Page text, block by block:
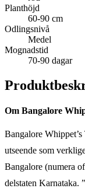
Planthöjd
60-90 cm
Odlingsnivå
Medel
Mognadstid
70-90 dagar
Om Bangalore
Bangalore
utseende som
Bangalore (numera
delstaten Karnataka.